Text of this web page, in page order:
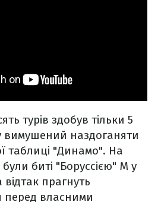
турів здобув тільки 5
вимушений наздоганяти
таблиці "Динамо". На
биті "Боруссією" М у
відтак прагнуть
перед власними